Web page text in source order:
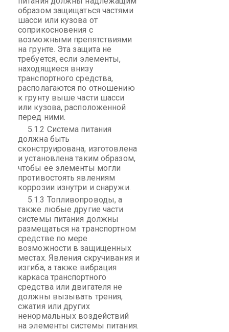
образом защищаться частями
шасси или кузова от
соприкосновения с
возможными препятствиями
на грунте. Эта защита не
требуется, если элементы,
находящиеся внизу
транспортного средства,
располагаются по отношению
к грунту выше части шасси
или кузова, расположенной
перед ними.
5.1.2 Система питания
должна быть
сконструирована, изготовлена
и установлена таким образом,
чтобы ее элементы могли
противостоять явлениям
коррозии изнутри и снаружи.
5.1.3 Топливопроводы, а
также любые другие части
системы питания должны
размещаться на транспортном
средстве по мере
возможности в защищенных
местах. Явления скручивания и
изгиба, а также вибрация
каркаса транспортного
средства или двигателя не
должны вызывать трения,
сжатия или других
ненормальных воздействий
на элементы системы питания.